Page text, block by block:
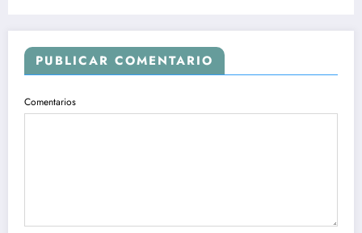
PUBLICAR COMENTARIO
Comentarios